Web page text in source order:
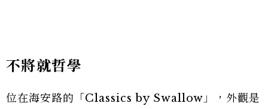
不將就哲學
位在海安路的「Classics by Swallow」，外觀是